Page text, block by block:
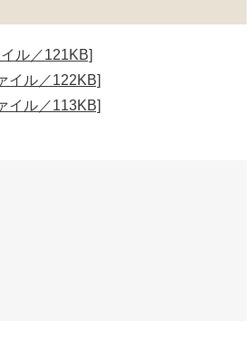
ル／121KB]
イル／122KB]
イル／113KB]